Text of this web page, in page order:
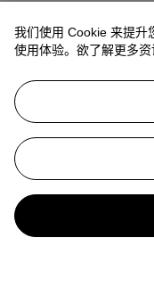
我们使用 Cookie 来提升
使用体验。欲了解更多